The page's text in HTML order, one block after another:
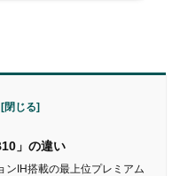
」の違い
ンIH搭載の最上位プレミアム